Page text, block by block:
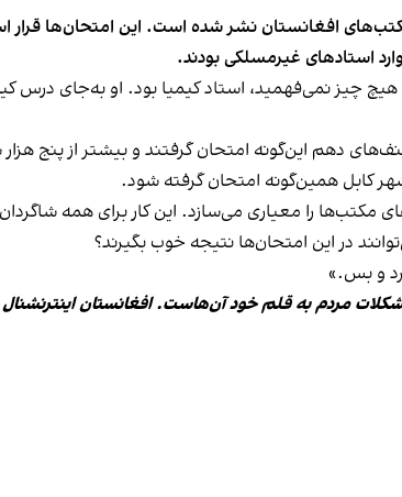
افغانستان نشر شده است. این امتحان‌ها قرار
استادهای غیرمسلکی بودند.
چیز نمی‌فهمید، استاد کیمیا بود. او به‌جای درس
دهم این‌گونه امتحان گرفتند و بیشتر از پنج هزار
کابل همین‌گونه امتحان گرفته شود.
مکتب‌ها را معیاری می‌سازد. این کار برای همه
در این امتحان‌ها نتیجه خوب بگیرند؟
و بس.»
مردم به قلم خود آن‌هاست. افغانستان